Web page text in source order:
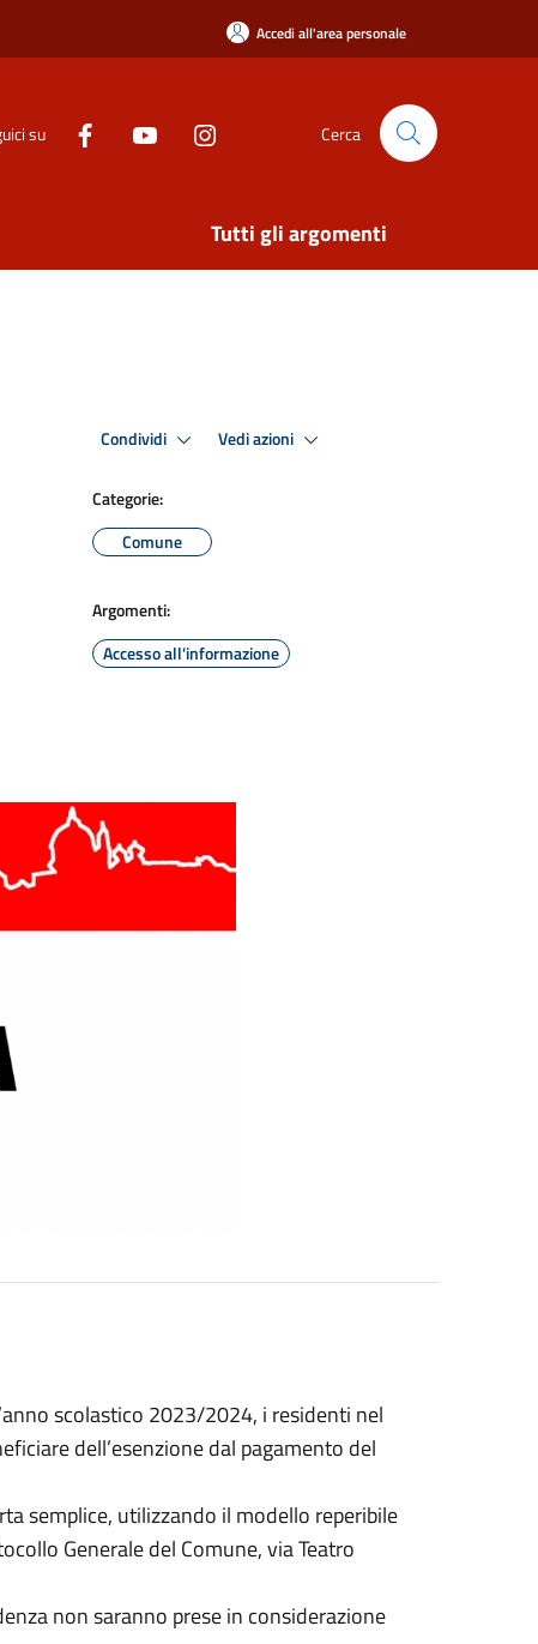
Accedi all'area personale
su Cerca
Tutti gli argomenti
Condividi Vedi azioni
Categorie:
Comune
Argomenti:
Accesso all'informazione
scolastico 2023/2024, i residenti nel
dell’esenzione dal pagamento del
semplice, utilizzando il modello reperibile
Generale del Comune, via Teatro
non saranno prese in considerazione